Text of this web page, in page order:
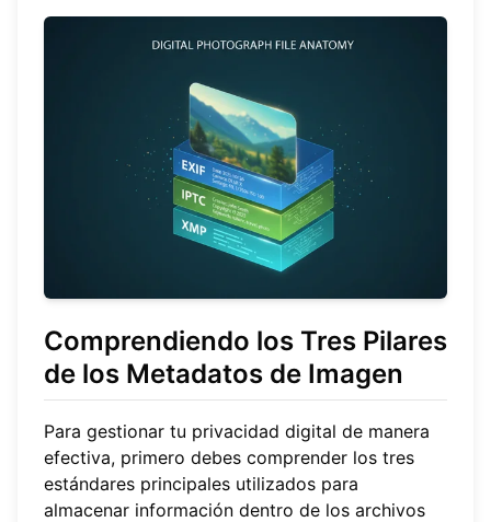
Comprendiendo los Tres Pilares
de los Metadatos de Imagen
Para gestionar tu privacidad digital de manera
efectiva, primero debes comprender los tres
estándares principales utilizados para
almacenar información dentro de los archivos